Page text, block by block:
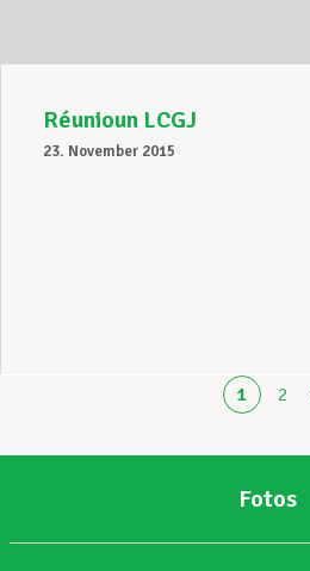
Réunioun LCGJ
23. November 2015
1 2
Fotos